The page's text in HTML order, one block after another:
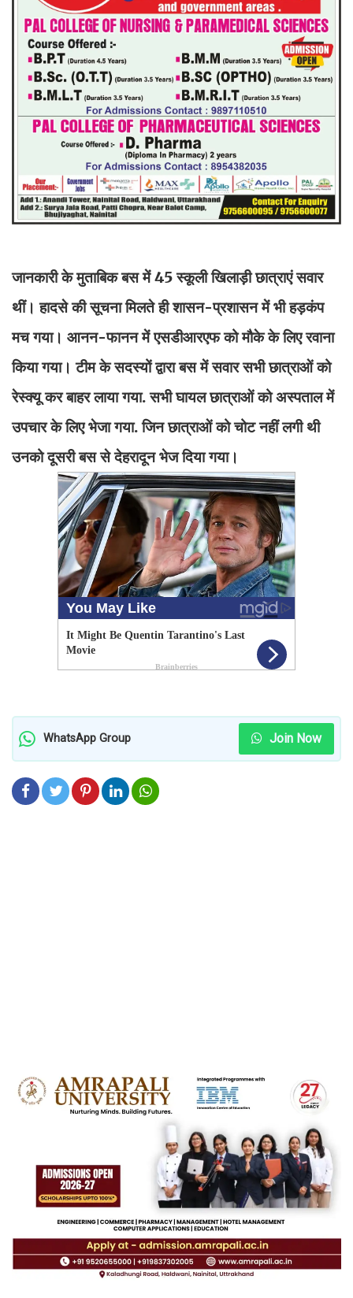
जानकारी के मुताबिक बस में 45 स्कूली खिलाड़ी छात्राएं सवार
थीं। हादसे की सूचना मिलते ही शासन-प्रशासन में भी हड़कंप
मच गया। आनन-फानन में एसडीआरएफ को मौके के लिए रवाना
किया गया। टीम के सदस्यों द्वारा बस में सवार सभी छात्राओं को
रेस्क्यू कर बाहर लाया गया. सभी घायल छात्राओं को अस्पताल में
उपचार के लिए भेजा गया. जिन छात्राओं को चोट नहीं लगी थी
उनको दूसरी बस से देहरादून भेज दिया गया।
WhatsApp Group Join Now